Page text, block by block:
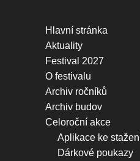
Hlavní stránka
Aktuality
Festival 2027
O festivalu
Archiv ročníků
Archiv budov
Celoroční akce
Aplikace ke
Dárkové poukazy